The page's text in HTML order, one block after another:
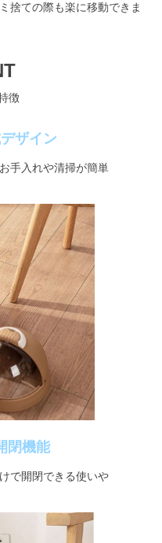
捨ての際も楽に移動できま
徴
ザイン
手入れや清掃が簡単
閉機能
で開閉できる使いや